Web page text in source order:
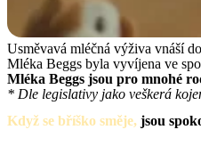
Usměvavá mléčná výživa vnáší
Mléka Beggs byla vyvíjena ve
Mléka Beggs jsou pro mnohé
* Dle legislativy jako veškerá
Když se bříško směje, jsou